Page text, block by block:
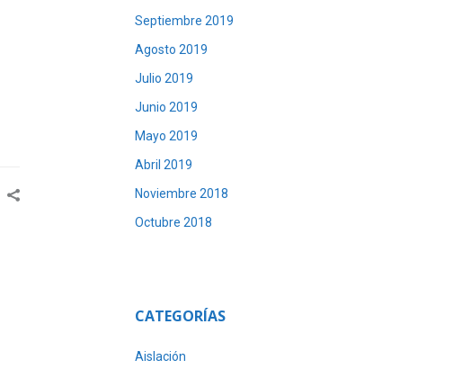
Septiembre 2019
Agosto 2019
Julio 2019
Junio 2019
Mayo 2019
Abril 2019
Noviembre 2018
Octubre 2018
CATEGORÍAS
Aislación